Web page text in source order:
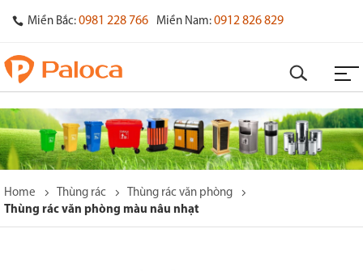
Miền Bắc: 0981 228 766 Miền Nam: 0912 826 829
Home Thùng rác
Thùng rác văn phòng
Thùng rác văn phòng màu nâu nhạt